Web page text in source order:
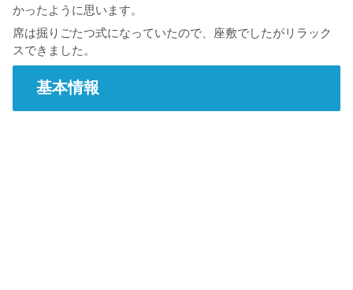
かったように思います。
席は掘りごたつ式になっていたので、座敷でしたがリラック
スできました。
基本情報